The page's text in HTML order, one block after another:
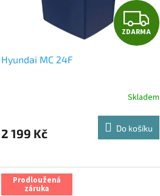
Z
D
R
M
A
ZDARMA
Hyundai MC 24F
je
5
hvězdiček.
Skladem
2 199 Kč Do košíku
Prodloužená
záruka